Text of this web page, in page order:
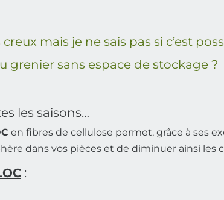
mais je ne sais pas si c’est
grenier sans espace de stockage ?
les saisons…
en fibres de cellulose permet, grâce à ses
dans vos pièces et de diminuer ainsi les
: